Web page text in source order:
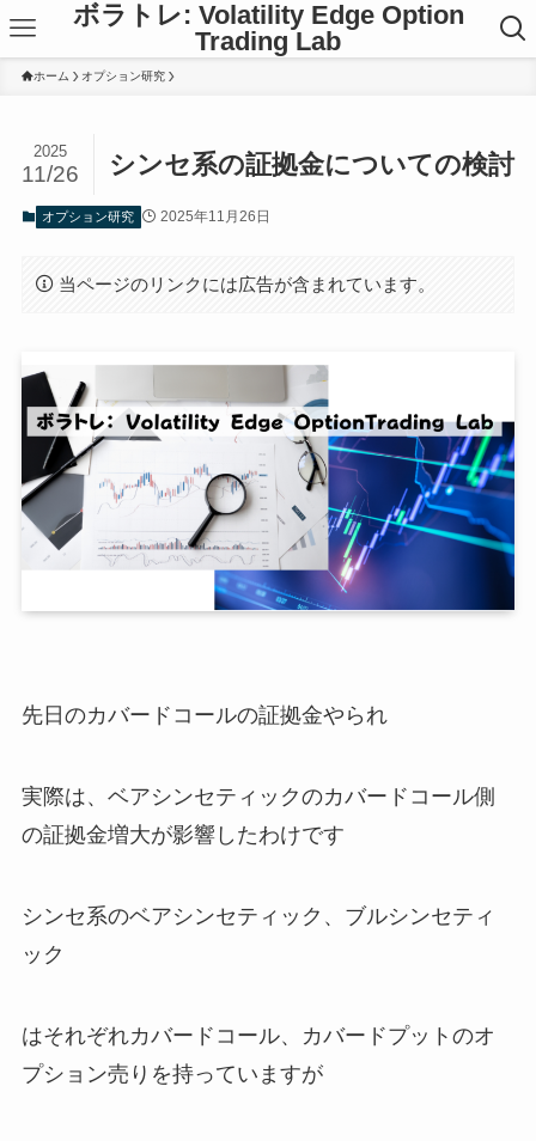
ボラトレ: Volatility Edge Option
Trading Lab
ホーム オプション研究
シンセ系の証拠金についての検討
2025
11/26
オプション研究 2025年11月26日
当ページのリンクには広告が含まれています。
先日のカバードコールの証拠金やられ
実際は、ベアシンセティックのカバードコール側
の証拠金増大が影響したわけです
シンセ系のベアシンセティック、ブルシンセティ
ック
はそれぞれカバードコール、カバードプットのオ
プション売りを持っていますが